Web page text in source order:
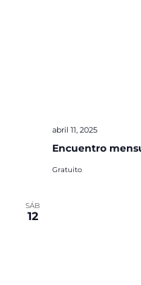
Encuentro
abril 11, 2025
Gratuito
SÁB
12